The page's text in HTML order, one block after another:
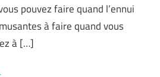
pouvez faire quand l’ennui
à faire quand vous
à […]